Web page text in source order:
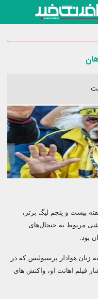
بیست و پنجم لیگ برتر،
مربوط به جنجال‌های
بود.
زنان هوادار پرسپولیس که در
فیلم اهانت او، واکنش های